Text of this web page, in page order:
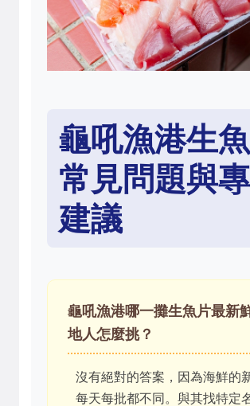
龜吼漁港生
常見問題與
建議
龜吼漁港哪一攤生魚片最新
地人怎麼挑？
沒有絕對的答案，因為海鮮的
每天每批都不同。與其找特定